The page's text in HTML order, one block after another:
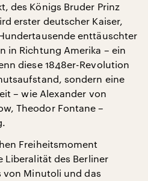
des Königs Bruder Prinz
erster deutscher Kaiser,
enttäuschter
in Richtung Amerika – ein
diese 1848er-Revolution
sondern eine
– wie Alexander von
Theodor Fontane –
Freiheitsmoment
Liberalität des Berliner
von Minutoli und das